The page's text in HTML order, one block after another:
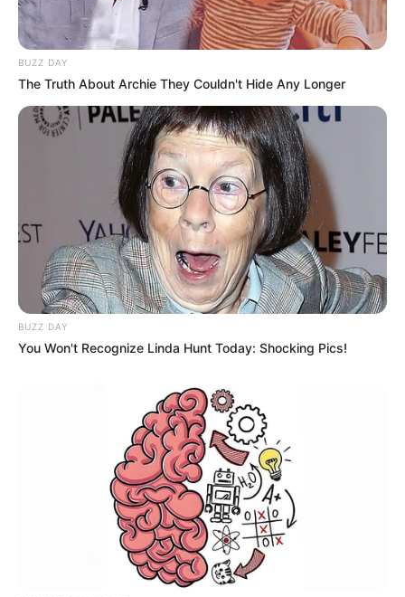
BUZZ DAY
The Truth About Archie They Couldn't Hide Any Longer
BUZZ DAY
You Won't Recognize Linda Hunt Today: Shocking Pics!